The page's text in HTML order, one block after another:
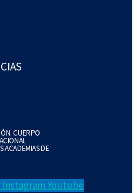
CUERPO
ACADEMIAS DE
InstagramYoutube